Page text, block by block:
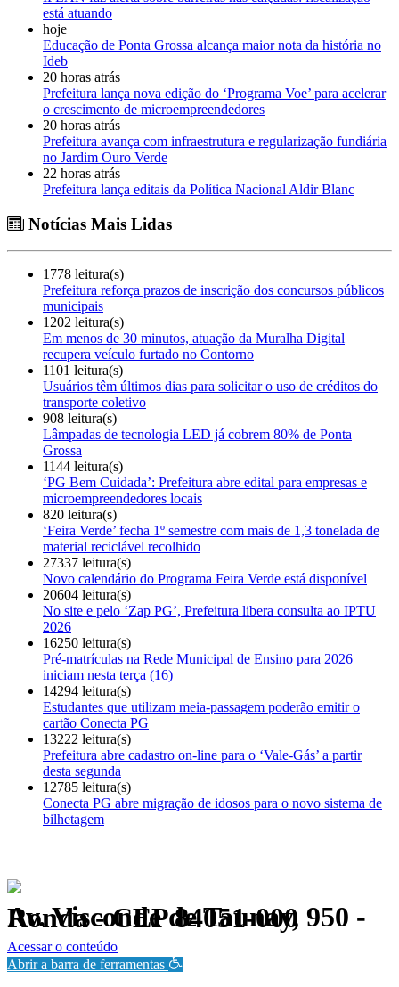
está atuando
hoje
Educação de Ponta Grossa alcança maior nota da história no
Ideb
20 horas atrás
Prefeitura lança nova edição do ‘Programa Voe’ para acelerar
o crescimento de microempreendedores
20 horas atrás
Prefeitura avança com infraestrutura e regularização fundiária
no Jardim Ouro Verde
22 horas atrás
Prefeitura lança editais da Política Nacional Aldir Blanc
Notícias Mais Lidas
1778 leitura(s)
Prefeitura reforça prazos de inscrição dos concursos públicos
municipais
1202 leitura(s)
Em menos de 30 minutos, atuação da Muralha Digital
recupera veículo furtado no Contorno
1101 leitura(s)
Usuários têm últimos dias para solicitar o uso de créditos do
transporte coletivo
908 leitura(s)
Lâmpadas de tecnologia LED já cobrem 80% de Ponta
Grossa
1144 leitura(s)
‘PG Bem Cuidada’: Prefeitura abre edital para empresas e
microempreendedores locais
820 leitura(s)
‘Feira Verde’ fecha 1º semestre com mais de 1,3 tonelada de
material reciclável recolhido
27337 leitura(s)
Novo calendário do Programa Feira Verde está disponível
20604 leitura(s)
No site e pelo ‘Zap PG’, Prefeitura libera consulta ao IPTU
2026
16250 leitura(s)
Pré-matrículas na Rede Municipal de Ensino para 2026
iniciam nesta terça (16)
14294 leitura(s)
Estudantes que utilizam meia-passagem poderão emitir o
cartão Conecta PG
13222 leitura(s)
Prefeitura abre cadastro on-line para o ‘Vale-Gás’ a partir
desta segunda
12785 leitura(s)
Conecta PG abre migração de idosos para o novo sistema de
bilhetagem
Av. Visconde de Taunay, 950 - Ronda - CEP 84051-000
Política de Privacidade.
Acessar o conteúdo
Abrir a barra de ferramentas